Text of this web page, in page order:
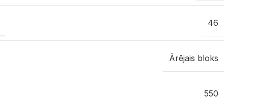
46
Ārējais bloks
550